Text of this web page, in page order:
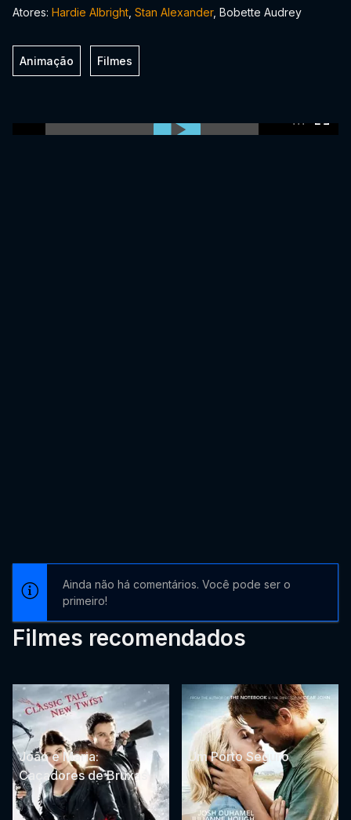
Atores: Hardie Albright Stan Alexander, Bobette Audrey
Animação Filmes
Ainda não há comentários. Você pode ser o
primeiro!
Filmes recomendados
João e Maria:
Caçadores de Bruxas
Um Porto Seguro